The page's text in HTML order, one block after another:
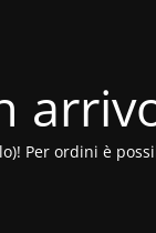
Per ordini è